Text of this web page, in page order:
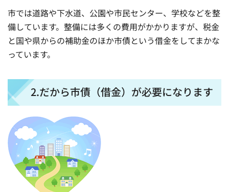
市では道路や下水道、公園や市民センター、学校などを整
備しています。整備には多くの費用がかかりますが、税金
と国や県からの補助金のほか市債という借金をしてまかな
っています。
2.だから市債（借金）が必要になります